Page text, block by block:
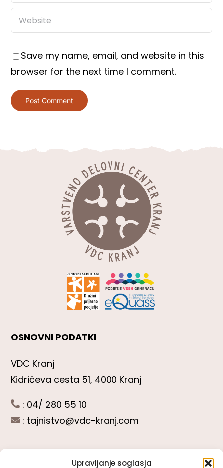
Upravljanje soglasja
Save my name, email, and website in this
browser for the next time I comment.
OSNOVNI PODATKI
VDC Kranj
Kidričeva cesta 51, 4000 Kranj
: 04/ 280 55 10
: tajnistvo@vdc-kranj.com